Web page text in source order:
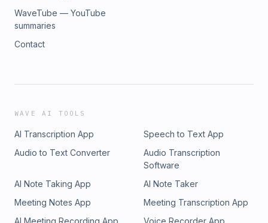
WaveTube — YouTube
summaries
Contact
WAVE AI TOOLS
AI Transcription App
Speech to Text App
Audio to Text Converter
Audio Transcription
Software
AI Note Taking App
AI Note Taker
Meeting Notes App
Meeting Transcription App
AI Meeting Recording App
Voice Recorder App